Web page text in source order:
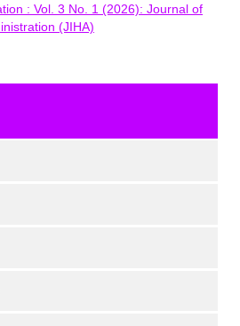
: Vol. 3 No. 1 (2026): Journal of
(JIHA)